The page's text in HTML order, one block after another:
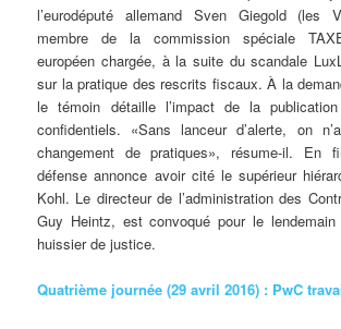
l’eurodéputé allemand Sven Giegold (les
membre de la commission spéciale
européen chargée, à la suite du scandale
sur la pratique des rescrits fiscaux. À la
le témoin détaille l’impact de la
confidentiels. «Sans lanceur d’alerte, on
changement de pratiques», résume-il. En
défense annonce avoir cité le supérieur
Kohl. Le directeur de l’administration des
Guy Heintz, est convoqué pour le
huissier de justice.
Quatrième journée (29 avril 2016) : PwC